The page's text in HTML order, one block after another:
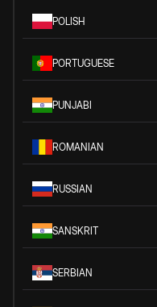
POLISH
PORTUGUESE
PUNJABI
ROMANIAN
RUSSIAN
SANSKRIT
SERBIAN